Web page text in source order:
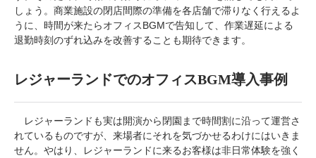
しょう。商業施設の閉店間際の準備を各店舗で滞りなく行えるよ
うに、時間が来たらオフィスBGMで告知して、作業遅延による
退勤時刻のずれ込みを改善することも期待できます。
レジャーランドでのオフィスBGM導入事例
レジャーランドも実は開演から閉園まで時間割に沿って運営さ
れているものですが、来場者にそれを気づかせるわけにはいきま
せん。やはり、レジャーランドに来るお客様は非日常体験を強く